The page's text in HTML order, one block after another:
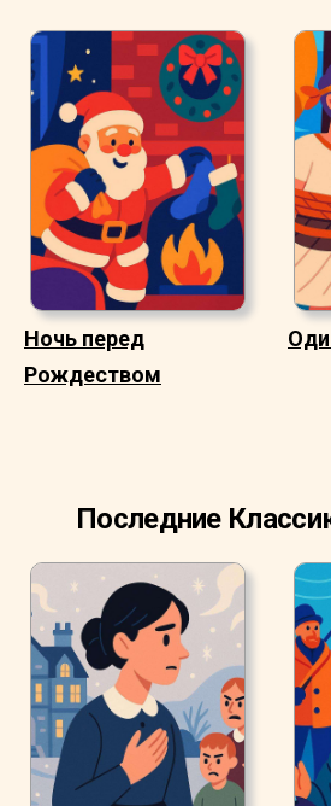
Ночь перед
Рождеством
Последние